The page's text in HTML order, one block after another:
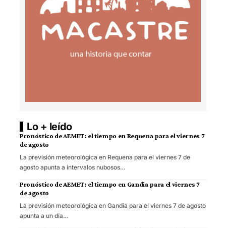
Lo + leído
Pronóstico de AEMET: el tiempo en Requena para el viernes 7
de agosto
La previsión meteorológica en Requena para el viernes 7 de
agosto apunta a intervalos nubosos…
Pronóstico de AEMET: el tiempo en Gandia para el viernes 7
de agosto
La previsión meteorológica en Gandia para el viernes 7 de agosto
apunta a un día…